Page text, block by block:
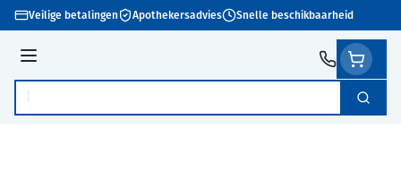
Ga naar de inhoud
Veilige betalingen Apothekersadvies Snelle beschikbaarheid
Menu
Product, merk, categorie... Zoek